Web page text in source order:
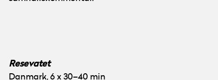
Resevatet
Danmark, 6 x 30–40 min